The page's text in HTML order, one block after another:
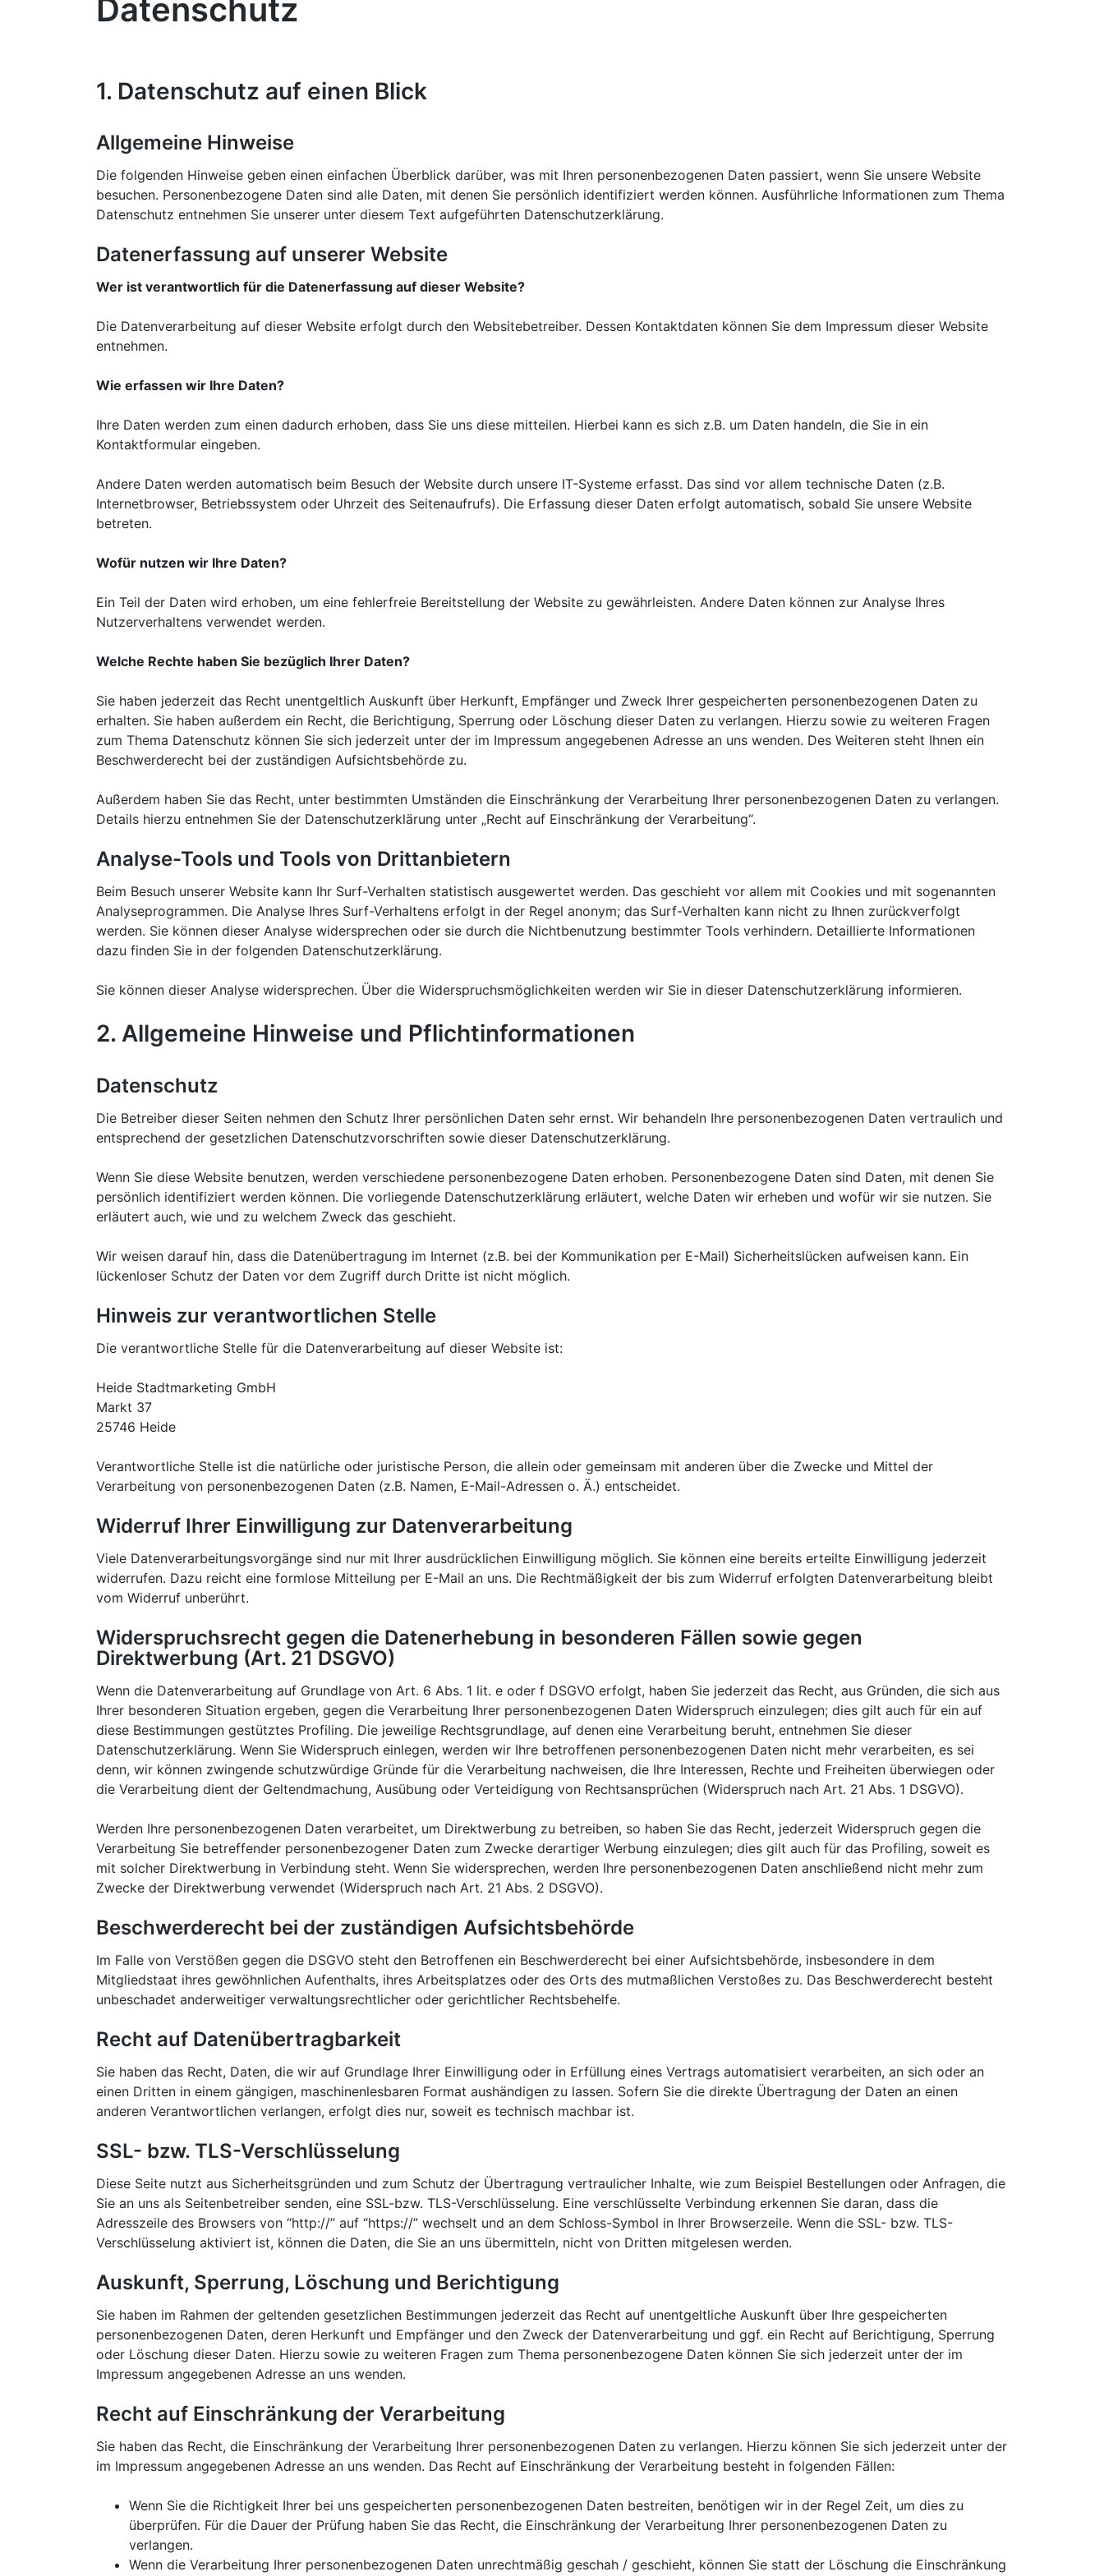
Datenschutz
1. Datenschutz auf einen Blick
Allgemeine Hinweise
Die folgenden Hinweise geben einen einfachen Überblick darüber, was mit Ihren personenbezogenen Daten passiert, wenn Sie unsere Website
besuchen. Personenbezogene Daten sind alle Daten, mit denen Sie persönlich identifiziert werden können. Ausführliche Informationen zum Thema
Datenschutz entnehmen Sie unserer unter diesem Text aufgeführten Datenschutzerklärung.
Datenerfassung auf unserer Website
Wer ist verantwortlich für die Datenerfassung auf dieser Website?
Die Datenverarbeitung auf dieser Website erfolgt durch den Websitebetreiber. Dessen Kontaktdaten können Sie dem Impressum dieser Website
entnehmen.
Wie erfassen wir Ihre Daten?
Ihre Daten werden zum einen dadurch erhoben, dass Sie uns diese mitteilen. Hierbei kann es sich z.B. um Daten handeln, die Sie in ein
Kontaktformular eingeben.
Andere Daten werden automatisch beim Besuch der Website durch unsere IT-Systeme erfasst. Das sind vor allem technische Daten (z.B.
Internetbrowser, Betriebssystem oder Uhrzeit des Seitenaufrufs). Die Erfassung dieser Daten erfolgt automatisch, sobald Sie unsere Website
betreten.
Wofür nutzen wir Ihre Daten?
Ein Teil der Daten wird erhoben, um eine fehlerfreie Bereitstellung der Website zu gewährleisten. Andere Daten können zur Analyse Ihres
Nutzerverhaltens verwendet werden.
Welche Rechte haben Sie bezüglich Ihrer Daten?
Sie haben jederzeit das Recht unentgeltlich Auskunft über Herkunft, Empfänger und Zweck Ihrer gespeicherten personenbezogenen Daten zu
erhalten. Sie haben außerdem ein Recht, die Berichtigung, Sperrung oder Löschung dieser Daten zu verlangen. Hierzu sowie zu weiteren Fragen
zum Thema Datenschutz können Sie sich jederzeit unter der im Impressum angegebenen Adresse an uns wenden. Des Weiteren steht Ihnen ein
Beschwerderecht bei der zuständigen Aufsichtsbehörde zu.
Außerdem haben Sie das Recht, unter bestimmten Umständen die Einschränkung der Verarbeitung Ihrer personenbezogenen Daten zu verlangen.
Details hierzu entnehmen Sie der Datenschutzerklärung unter „Recht auf Einschränkung der Verarbeitung“.
Analyse-Tools und Tools von Drittanbietern
Beim Besuch unserer Website kann Ihr Surf-Verhalten statistisch ausgewertet werden. Das geschieht vor allem mit Cookies und mit sogenannten
Analyseprogrammen. Die Analyse Ihres Surf-Verhaltens erfolgt in der Regel anonym; das Surf-Verhalten kann nicht zu Ihnen zurückverfolgt
werden. Sie können dieser Analyse widersprechen oder sie durch die Nichtbenutzung bestimmter Tools verhindern. Detaillierte Informationen
dazu finden Sie in der folgenden Datenschutzerklärung.
Sie können dieser Analyse widersprechen. Über die Widerspruchsmöglichkeiten werden wir Sie in dieser Datenschutzerklärung informieren.
2. Allgemeine Hinweise und Pflichtinformationen
Datenschutz
Die Betreiber dieser Seiten nehmen den Schutz Ihrer persönlichen Daten sehr ernst. Wir behandeln Ihre personenbezogenen Daten vertraulich und
entsprechend der gesetzlichen Datenschutzvorschriften sowie dieser Datenschutzerklärung.
Wenn Sie diese Website benutzen, werden verschiedene personenbezogene Daten erhoben. Personenbezogene Daten sind Daten, mit denen Sie
persönlich identifiziert werden können. Die vorliegende Datenschutzerklärung erläutert, welche Daten wir erheben und wofür wir sie nutzen. Sie
erläutert auch, wie und zu welchem Zweck das geschieht.
Wir weisen darauf hin, dass die Datenübertragung im Internet (z.B. bei der Kommunikation per E-Mail) Sicherheitslücken aufweisen kann. Ein
lückenloser Schutz der Daten vor dem Zugriff durch Dritte ist nicht möglich.
Hinweis zur verantwortlichen Stelle
Die verantwortliche Stelle für die Datenverarbeitung auf dieser Website ist:
Heide Stadtmarketing GmbH
Markt 37
25746 Heide
Verantwortliche Stelle ist die natürliche oder juristische Person, die allein oder gemeinsam mit anderen über die Zwecke und Mittel der
Verarbeitung von personenbezogenen Daten (z.B. Namen, E-Mail-Adressen o. Ä.) entscheidet.
Widerruf Ihrer Einwilligung zur Datenverarbeitung
Viele Datenverarbeitungsvorgänge sind nur mit Ihrer ausdrücklichen Einwilligung möglich. Sie können eine bereits erteilte Einwilligung jederzeit
widerrufen. Dazu reicht eine formlose Mitteilung per E-Mail an uns. Die Rechtmäßigkeit der bis zum Widerruf erfolgten Datenverarbeitung bleibt
vom Widerruf unberührt.
Widerspruchsrecht gegen die Datenerhebung in besonderen Fällen sowie gegen
Direktwerbung (Art. 21 DSGVO)
Wenn die Datenverarbeitung auf Grundlage von Art. 6 Abs. 1 lit. e oder f DSGVO erfolgt, haben Sie jederzeit das Recht, aus Gründen, die sich aus
Ihrer besonderen Situation ergeben, gegen die Verarbeitung Ihrer personenbezogenen Daten Widerspruch einzulegen; dies gilt auch für ein auf
diese Bestimmungen gestütztes Profiling. Die jeweilige Rechtsgrundlage, auf denen eine Verarbeitung beruht, entnehmen Sie dieser
Datenschutzerklärung. Wenn Sie Widerspruch einlegen, werden wir Ihre betroffenen personenbezogenen Daten nicht mehr verarbeiten, es sei
denn, wir können zwingende schutzwürdige Gründe für die Verarbeitung nachweisen, die Ihre Interessen, Rechte und Freiheiten überwiegen oder
die Verarbeitung dient der Geltendmachung, Ausübung oder Verteidigung von Rechtsansprüchen (Widerspruch nach Art. 21 Abs. 1 DSGVO).
Werden Ihre personenbezogenen Daten verarbeitet, um Direktwerbung zu betreiben, so haben Sie das Recht, jederzeit Widerspruch gegen die
Verarbeitung Sie betreffender personenbezogener Daten zum Zwecke derartiger Werbung einzulegen; dies gilt auch für das Profiling, soweit es
mit solcher Direktwerbung in Verbindung steht. Wenn Sie widersprechen, werden Ihre personenbezogenen Daten anschließend nicht mehr zum
Zwecke der Direktwerbung verwendet (Widerspruch nach Art. 21 Abs. 2 DSGVO).
Beschwerderecht bei der zuständigen Aufsichtsbehörde
Im Falle von Verstößen gegen die DSGVO steht den Betroffenen ein Beschwerderecht bei einer Aufsichtsbehörde, insbesondere in dem
Mitgliedstaat ihres gewöhnlichen Aufenthalts, ihres Arbeitsplatzes oder des Orts des mutmaßlichen Verstoßes zu. Das Beschwerderecht besteht
unbeschadet anderweitiger verwaltungsrechtlicher oder gerichtlicher Rechtsbehelfe.
Recht auf Datenübertragbarkeit
Sie haben das Recht, Daten, die wir auf Grundlage Ihrer Einwilligung oder in Erfüllung eines Vertrags automatisiert verarbeiten, an sich oder an
einen Dritten in einem gängigen, maschinenlesbaren Format aushändigen zu lassen. Sofern Sie die direkte Übertragung der Daten an einen
anderen Verantwortlichen verlangen, erfolgt dies nur, soweit es technisch machbar ist.
SSL- bzw. TLS-Verschlüsselung
Diese Seite nutzt aus Sicherheitsgründen und zum Schutz der Übertragung vertraulicher Inhalte, wie zum Beispiel Bestellungen oder Anfragen, die
Sie an uns als Seitenbetreiber senden, eine SSL-bzw. TLS-Verschlüsselung. Eine verschlüsselte Verbindung erkennen Sie daran, dass die
Adresszeile des Browsers von “http://” auf “https://” wechselt und an dem Schloss-Symbol in Ihrer Browserzeile. Wenn die SSL- bzw. TLS-
Verschlüsselung aktiviert ist, können die Daten, die Sie an uns übermitteln, nicht von Dritten mitgelesen werden.
Auskunft, Sperrung, Löschung und Berichtigung
Sie haben im Rahmen der geltenden gesetzlichen Bestimmungen jederzeit das Recht auf unentgeltliche Auskunft über Ihre gespeicherten
personenbezogenen Daten, deren Herkunft und Empfänger und den Zweck der Datenverarbeitung und ggf. ein Recht auf Berichtigung, Sperrung
oder Löschung dieser Daten. Hierzu sowie zu weiteren Fragen zum Thema personenbezogene Daten können Sie sich jederzeit unter der im
Impressum angegebenen Adresse an uns wenden.
Recht auf Einschränkung der Verarbeitung
Sie haben das Recht, die Einschränkung der Verarbeitung Ihrer personenbezogenen Daten zu verlangen. Hierzu können Sie sich jederzeit unter der
im Impressum angegebenen Adresse an uns wenden. Das Recht auf Einschränkung der Verarbeitung besteht in folgenden Fällen:
Wenn Sie die Richtigkeit Ihrer bei uns gespeicherten personenbezogenen Daten bestreiten, benötigen wir in der Regel Zeit, um dies zu
überprüfen. Für die Dauer der Prüfung haben Sie das Recht, die Einschränkung der Verarbeitung Ihrer personenbezogenen Daten zu
verlangen.
Wenn die Verarbeitung Ihrer personenbezogenen Daten unrechtmäßig geschah / geschieht, können Sie statt der Löschung die Einschränkung